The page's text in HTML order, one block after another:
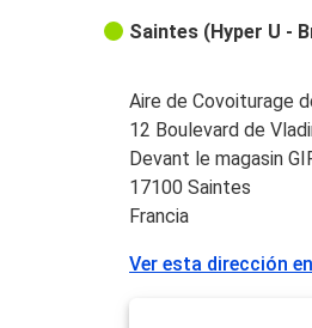
Saintes (Hyper U -
Aire de Covoiturage
12 Boulevard de
Devant le magasin
17100 Saintes
Francia
Ver esta dirección